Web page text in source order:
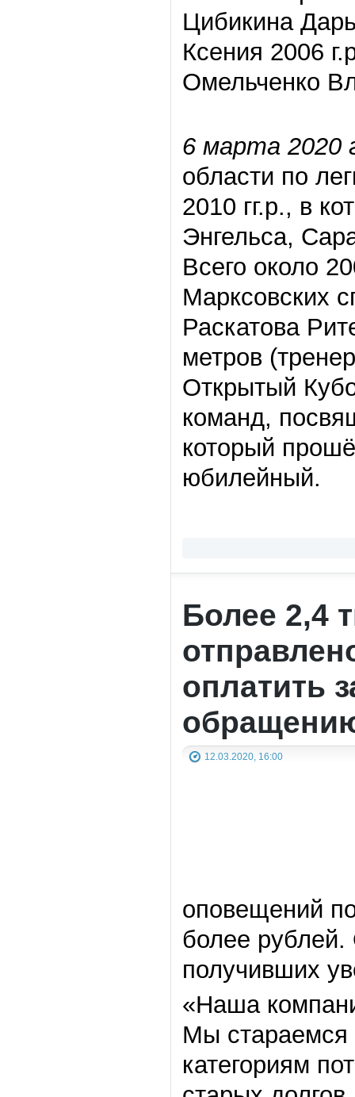
Цибикина
Ксения 2006
Омельченко
6 марта 2020
области по
2010 гг.р., в
Энгельса,
Всего около
Марксовских
Раскатова
метров
Открытый
команд,
который
юбилейный.
Более 2,4
оплатить
12.03.2020, 16:00
оповещений
более
получивших
«Наша
Мы стараемся
категориям